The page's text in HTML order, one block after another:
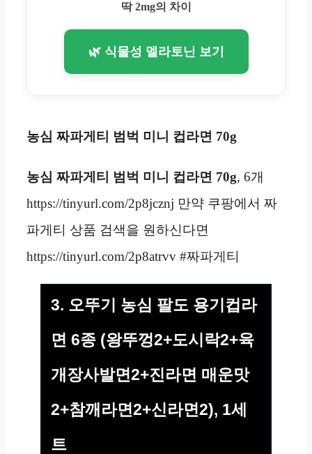
딱 2mg의 차이
🌿 식물성 멜라토닌 보기
농심 짜파게티 범벅 미니 컵라면 70g
농심 짜파게티 범벅 미니 컵라면 70g, 6개
https://tinyurl.com/2p8jcznj 만약 쿠팡에서 짜
파게티 상품 검색을 원하신다면
https://tinyurl.com/2p8atrvv #짜파게티
3. 오뚜기 농심 팔도 용기컵라
면 6종 (왕뚜껑2+도시락2+육
개장사발면2+진라면 매운맛
2+참깨라면2+신라면2), 1세
트